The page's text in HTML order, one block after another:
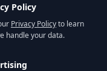
Policy
Privacy Policyto learn
handle your data.